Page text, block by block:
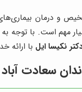
و درمان
است. با توجه به
نکیسا ایل با ارائه
سعادت آباد